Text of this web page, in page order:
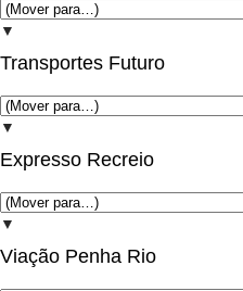
▼
Transportes Futuro
▼
Expresso Recreio
▼
Viação Penha Rio